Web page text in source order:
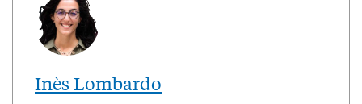
Inès Lombardo